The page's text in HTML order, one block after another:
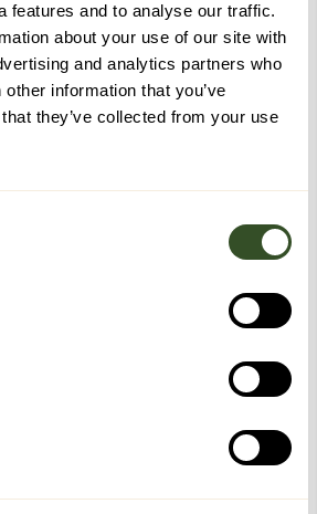
features and to analyse our traffic.
about your use of our site with
and analytics partners who
information that you’ve
they’ve collected from your use